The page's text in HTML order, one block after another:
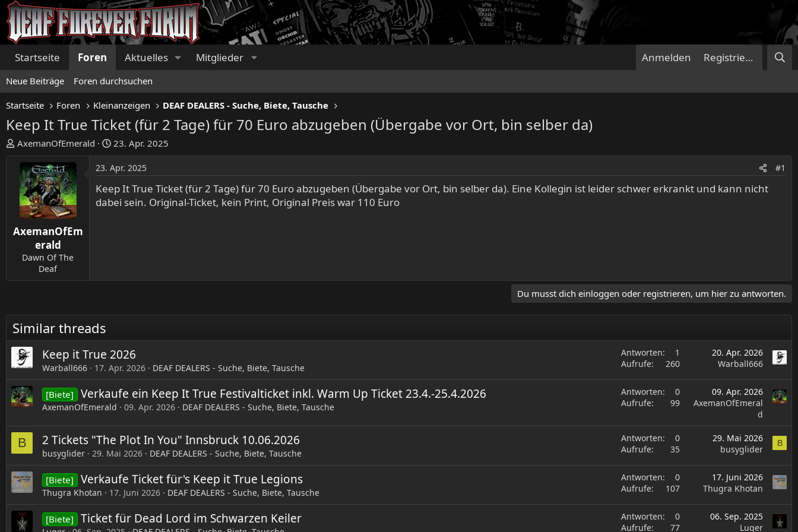
Startseite Foren Aktuelles Mitglieder Anmelden Registrieren
Neue Beiträge Foren durchsuchen
Startseite Foren Kleinanzeigen DEAF DEALERS - Suche, Biete, Tausche
Keep It True Ticket (für 2 Tage) für 70 Euro abzugeben (Übergabe vor Ort, bin selber da)
E
r
s
e
e
AxemanOfEmerald
E
r
s
e
l
23. Apr. 2025
AxemanOfEm
erald
Dawn Of The
Deaf
23. Apr. 2025 #1
Keep It True Ticket (für 2 Tage) für 70 Euro abzugeben (Übergabe vor Ort, bin selber da). Eine Kollegin ist leider schwer erkrankt und kann nicht
dabei sein. Original-Ticket, kein Print, Original Preis war 110 Euro
Du musst dich einloggen oder registrieren, um hier zu antworten.
Similar threads
Keep it True 2026
Warball666 17. Apr. 2026 DEAF DEALERS - Suche, Biete, Tausche
Antworten
1
Aufrufe
260
20. Apr. 2026
Warball666
[Biete] Verkaufe ein Keep It True Festivalticket inkl. Warm Up Ticket 23.4.-25.4.2026
AxemanOfEmerald 09. Apr. 2026 DEAF DEALERS - Suche, Biete, Tausche
Antworten
0
Aufrufe
99
09. Apr. 2026
AxemanOfEmeral
d
B 2 Tickets "The Plot In You" Innsbruck 10.06.2026
busyglider 29. Mai 2026 DEAF DEALERS - Suche, Biete, Tausche
Antworten
0
Aufrufe
35
29. Mai 2026
busyglider
B
[Biete] Verkaufe Ticket für's Keep it True Legions
Thugra Khotan 17. Juni 2026 DEAF DEALERS - Suche, Biete, Tausche
Antworten
0
Aufrufe
107
17. Juni 2026
Thugra Khotan
[Biete] Ticket für Dead Lord im Schwarzen Keiler Antworten
0
Aufrufe
77
06. Sep. 2025
Luger